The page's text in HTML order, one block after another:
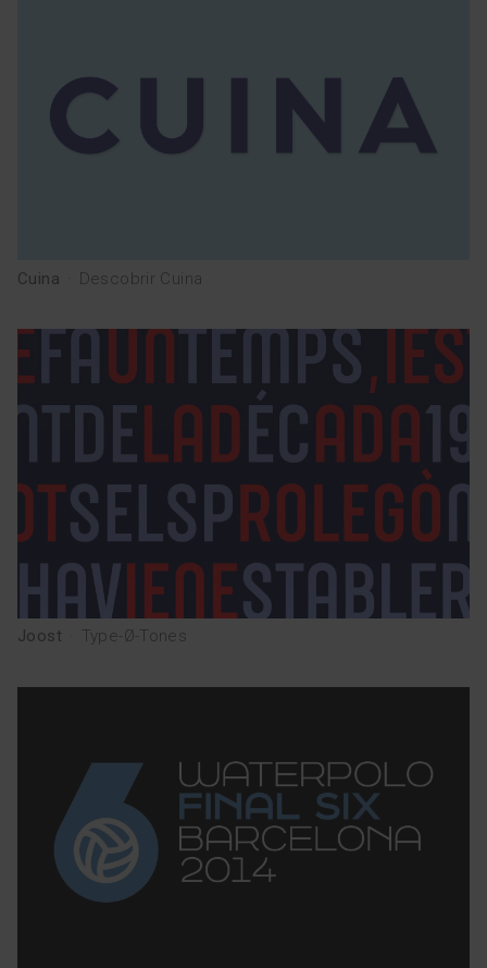
Cuina Descobrir Cuina
Joost Type-Ø-Tones